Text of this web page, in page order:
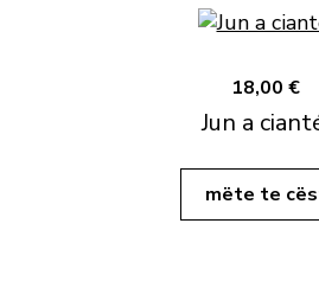
18,00 €
Jun a
mëte te